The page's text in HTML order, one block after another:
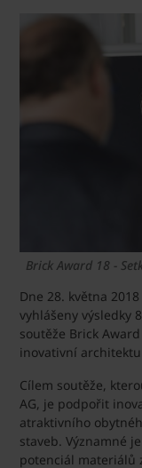
Brick Award 18 -
Dne 28. května
vyhlášeny výsledky
soutěže Brick
inovativní
Cílem soutěže,
AG, je podpořit
atraktivního
staveb. Významné
potenciál materiálů